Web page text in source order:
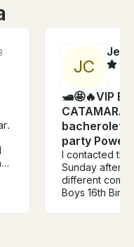
JC
🛥🤩🔥VIP
party Power
I contacted
Sunday after I
different
Boys 16th